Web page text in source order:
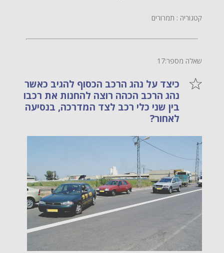
קטגוריה : תמרורים
שאלה מספר:17
כיצד על נהג הרכב הכסוף להגיב כאשר
נהג הרכב הכהה רוצה להחנות את רכבו
בין שני כלי רכב לצד המדרכה, בנסיעה
לאחור?